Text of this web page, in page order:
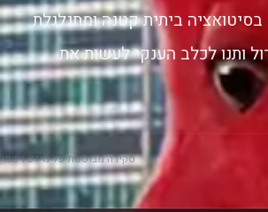
ביתית קטנה ומתגלגלת
ותנו לכלב הענקי לעשות את
סקירה מבוססת על מידע רשמי